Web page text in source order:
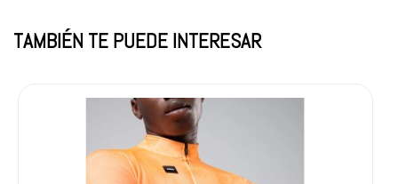
TAMBIÉN TE PUEDE INTERESAR